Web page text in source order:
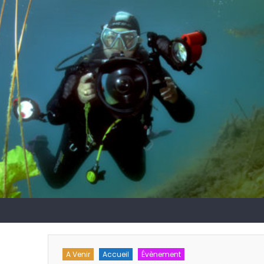
A Venir Accueil Évènement